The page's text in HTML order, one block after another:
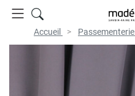
Accueil Passementerie